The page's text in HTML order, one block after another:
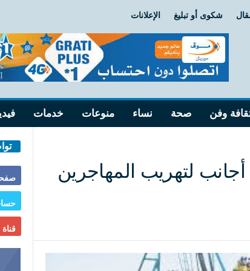
شكوى أو تبليغ الإعلانات
وفن صحة نساء منوعات خدمات
لتهريب المهاجرين